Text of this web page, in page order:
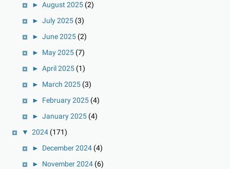
► August 2025 (2)
► July 2025 (3)
► June 2025 (2)
► May 2025 (7)
► April 2025 (1)
► March 2025 (3)
► February 2025 (4)
► January 2025 (4)
▼ 2024 (171)
► December 2024 (4)
► November 2024 (6)